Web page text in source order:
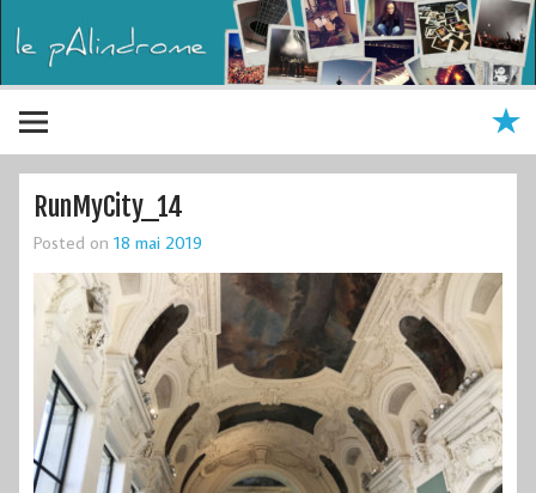
RunMyCity_14
Posted on 18 mai 2019